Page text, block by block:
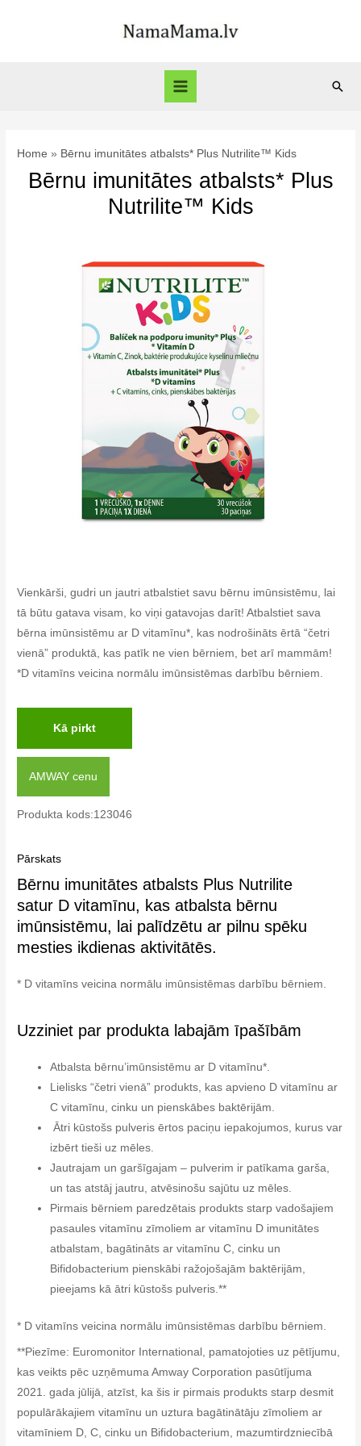
Main
Home Bērnu imunitātes atbalsts* Plus Nutrilite™ Kids
Bērnu imunitātes atbalsts* Plus
Nutrilite™ Kids
Vienkārši, gudri un jautri atbalstiet savu bērnu imūnsistēmu, lai
tā būtu gatava visam, ko viņi gatavojas darīt! Atbalstiet sava
bērna imūnsistēmu ar D vitamīnu*, kas nodrošināts ērtā “četri
vienā” produktā, kas patīk ne vien bērniem, bet arī mammām!
*D vitamīns veicina normālu imūnsistēmas darbību bērniem.
Kā pirkt
AMWAY cenu
Produkta kods:123046
Pārskats
Bērnu imunitātes atbalsts Plus Nutrilite
satur D vitamīnu, kas atbalsta bērnu
imūnsistēmu, lai palīdzētu ar pilnu spēku
mesties ikdienas aktivitātēs.
* D vitamīns veicina normālu imūnsistēmas darbību bērniem.
Uzziniet par produkta labajām īpašībām
Atbalsta bērnu’imūnsistēmu ar D vitamīnu*.
Lielisks “četri vienā” produkts, kas apvieno D vitamīnu ar
C vitamīnu, cinku un pienskābes baktērijām.
Ātri kūstošs pulveris ērtos paciņu iepakojumos, kurus var
izbērt tieši uz mēles.
Jautrajam un garšīgajam – pulverim ir patīkama garša,
un tas atstāj jautru, atvēsinošu sajūtu uz mēles.
Pirmais bērniem paredzētais produkts starp vadošajiem
pasaules vitamīnu zīmoliem ar vitamīnu D imunitātes
atbalstam, bagātināts ar vitamīnu C, cinku un
Bifidobacterium pienskābi ražojošajām baktērijām,
pieejams kā ātri kūstošs pulveris.**
* D vitamīns veicina normālu imūnsistēmas darbību bērniem.
**Piezīme: Euromonitor International, pamatojoties uz pētījumu,
kas veikts pēc uzņēmuma Amway Corporation pasūtījuma
2021. gada jūlijā, atzīst, ka šis ir pirmais produkts starp desmit
populārākajiem vitamīnu un uztura bagātinātāju zīmoliem ar
vitamīniem D, C, cinku un Bifidobacterium, mazumtirdzniecībā